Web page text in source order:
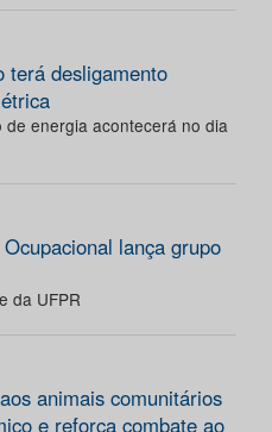
terá desligamento
energia acontecerá no dia
lança grupo
da UFPR
animais comunitários
e reforça combate ao